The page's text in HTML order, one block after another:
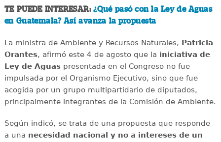
TE PUEDE INTERESAR:¿Qué pasó con la Ley de Aguas
en Guatemala? Así avanza la propuesta
La ministra de Ambiente y Recursos Naturales, Patricia
Orantes, afirmó este 4 de agosto que la iniciativa de
Ley de Aguaspresentada en el Congreso no fue
impulsada por el Organismo Ejecutivo, sino que fue
acogida por un grupo multipartidario de diputados,
principalmente integrantes de la Comisión de Ambiente.
Según indicó, se trata de una propuesta que responde
a una necesidad nacional y no a intereses de un